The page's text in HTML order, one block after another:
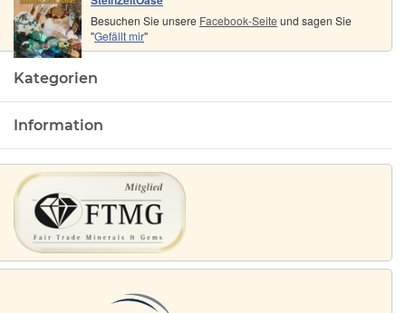
Besuchen Sie unsere Facebook-Seite und sagen Sie
"Gefällt mir"
Kategorien
Information